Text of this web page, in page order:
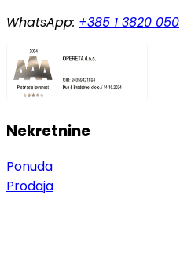
WhatsApp: +385 1 3820 050
Nekretnine
Ponuda
Prodaja